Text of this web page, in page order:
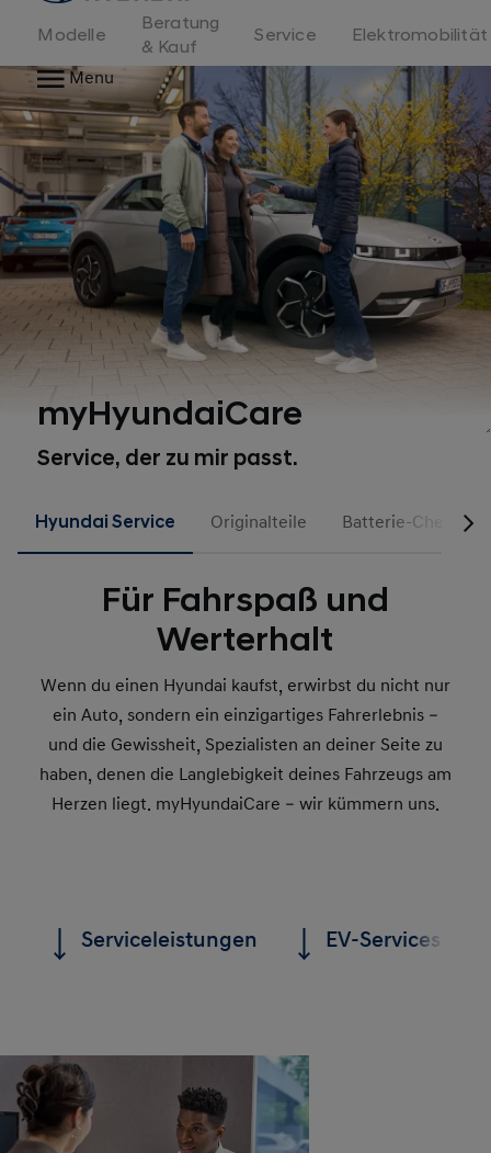
Modelle
Beratung
& Kauf
Service
Elektromobilität
Menu
myHyundaiCare
Service, der zu mir passt.
Hyundai Service Originalteile Batterie-Check
Für Fahrspaß und
Werterhalt
Wenn du einen Hyundai kaufst, erwirbst du nicht nur
ein Auto, sondern ein einzigartiges Fahrerlebnis –
und die Gewissheit, Spezialisten an deiner Seite zu
haben, denen die Langlebigkeit deines Fahrzeugs am
Herzen liegt. myHyundaiCare – wir kümmern uns.
Serviceleistungen EV-Services